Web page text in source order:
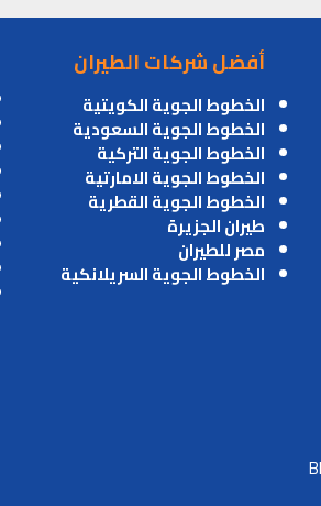
أفضل شركات الطيران
الخطوط الجوية الكويتية
الخطوط الجوية السعودية
الخطوط الجوية التركية
الخطوط الجوية الامارتية
الخطوط الجوية القطرية
طيران الجزيرة
مصر للطيران
الخطوط الجوية السريلانكية